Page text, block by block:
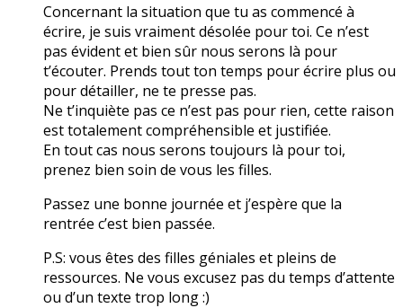
Concernant la situation que tu as commencé à
écrire, je suis vraiment désolée pour toi. Ce n’est
pas évident et bien sûr nous serons là pour
t’écouter. Prends tout ton temps pour écrire plus ou
pour détailler, ne te presse pas.
Ne t’inquiète pas ce n’est pas pour rien, cette raison
est totalement compréhensible et justifiée.
En tout cas nous serons toujours là pour toi,
prenez bien soin de vous les filles.
Passez une bonne journée et j’espère que la
rentrée c’est bien passée.
P.S: vous êtes des filles géniales et pleins de
ressources. Ne vous excusez pas du temps d’attente
ou d’un texte trop long :)